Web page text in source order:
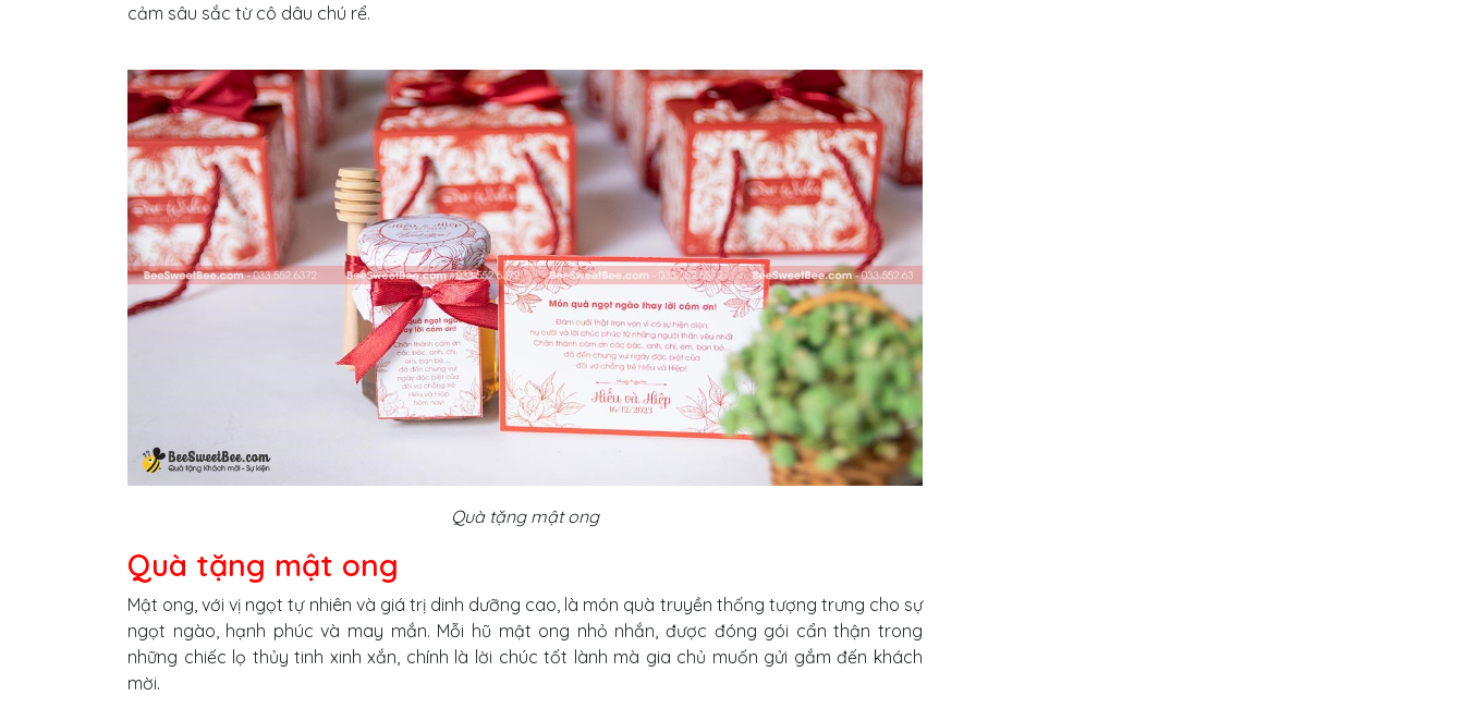
cảm sâu sắc từ cô dâu chú rể.
Quà tặng mật ong
Quà tặng mật ong
Mật ong, với vị ngọt tự nhiên và giá trị dinh dưỡng cao, là món quà truyền thống tượng trưng cho sự
ngọt ngào, hạnh phúc và may mắn. Mỗi hũ mật ong nhỏ nhắn, được đóng gói cẩn thận trong
những chiếc lọ thủy tinh xinh xắn, chính là lời chúc tốt lành mà gia chủ muốn gửi gắm đến khách
mời.